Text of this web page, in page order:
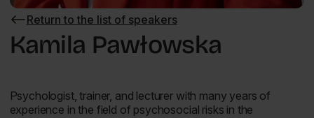
Return to the list of speakers
Return
to
the
Kamila Pawłowska
Psychologist, trainer, and lecturer with many years of
experience in the field of psychosocial risks in the